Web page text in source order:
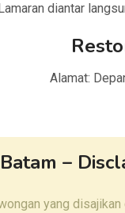
diantar
Alamat:
–
yang